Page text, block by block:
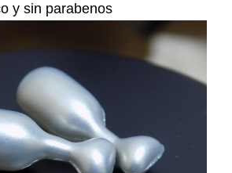
y sin parabenos